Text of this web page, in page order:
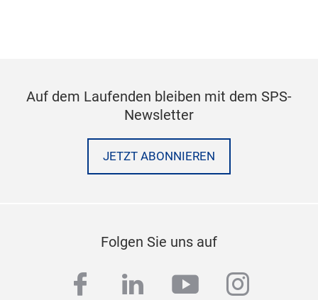
Auf dem Laufenden bleiben mit dem SPS-
Newsletter
JETZT ABONNIEREN
Folgen Sie uns auf
facebook
linkedinyoutube